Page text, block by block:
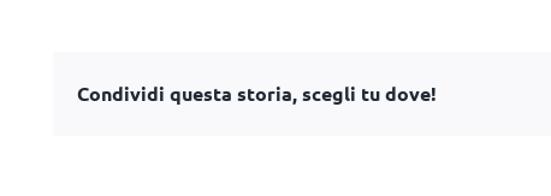
Condividi questa storia, scegli tu dove!